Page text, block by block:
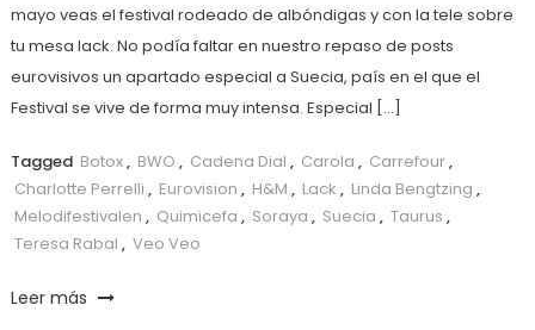
mayo veas el festival rodeado de albóndigas y con la tele sobre
tu mesa lack. No podía faltar en nuestro repaso de posts
eurovisivos un apartado especial a Suecia, país en el que el
Festival se vive de forma muy intensa. Especial […]
Tagged Botox, BWO , Cadena Dial , Carola , Carrefour,
Charlotte Perrelli , Eurovision , H&M , Lack , Linda Bengtzing ,
Melodifestivalen , Quimicefa , Soraya , Suecia , Taurus ,
Teresa Rabal , Veo Veo
Leer más